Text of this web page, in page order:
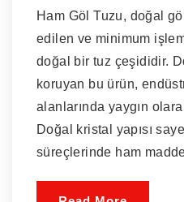
Ham Göl Tuzu, doğal
edilen ve minimum
doğal bir tuz çeşididir.
koruyan bu ürün,
alanlarında yaygın
Doğal kristal yapısı
süreçlerinde ham